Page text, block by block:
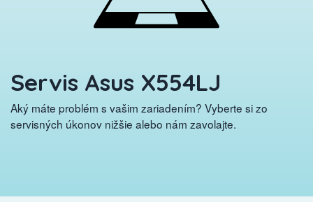
Servis Asus X554LJ
Aký máte problém s vašim zariadením? Vyberte si zo
servisných úkonov nižšie alebo nám zavolajte.